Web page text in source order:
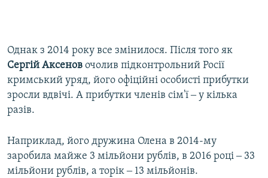
Однак з 2014 року все змінилося. Після того як
Сергій Аксенов очолив підконтрольний Росії
кримський уряд, його офіційні особисті прибутки
зросли вдвічі. А прибутки членів сім'ї ‒ у кілька
разів.
Наприклад, його дружина Олена в 2014-му
заробила майже 3 мільйони рублів, в 2016 році ‒ 33
мільйони рублів, а торік ‒ 13 мільйонів.